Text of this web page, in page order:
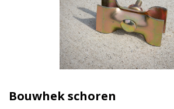
Bouwhek schoren